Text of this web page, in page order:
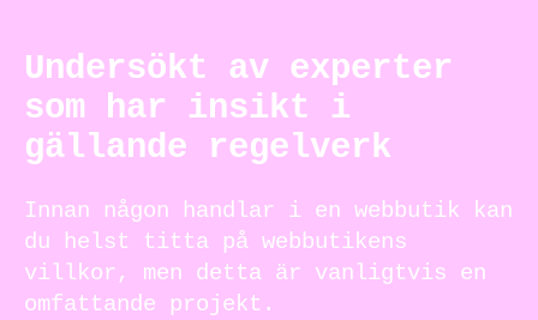
Undersökt av experter
som har insikt i
gällande regelverk
Innan någon handlar i en webbutik kan
du helst titta på webbutikens
villkor, men detta är vanligtvis en
omfattande projekt.